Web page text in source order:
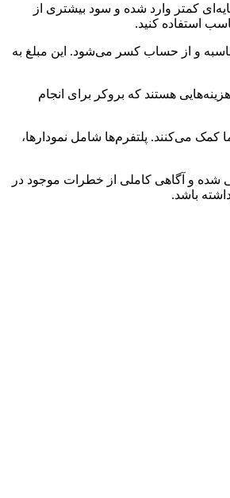
کمتر وارد شده و سود بیشتری از
استفاده کنید.
و از حساب کسر می‌شود. این مبلغ به
هستند که بروکر برای انجام
کمک می‌کنند. پلتفرم‌ها شامل نمودارها،
شده و آگاهی کاملی از خطرات موجود در
باشد.